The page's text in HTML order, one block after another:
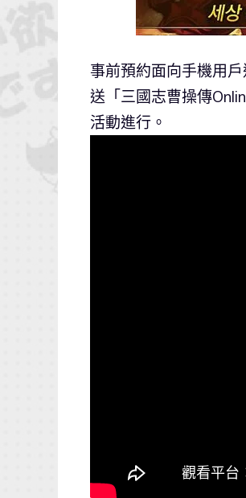
事前預約面向手機用
送「三國志曹操傳
活動進行。